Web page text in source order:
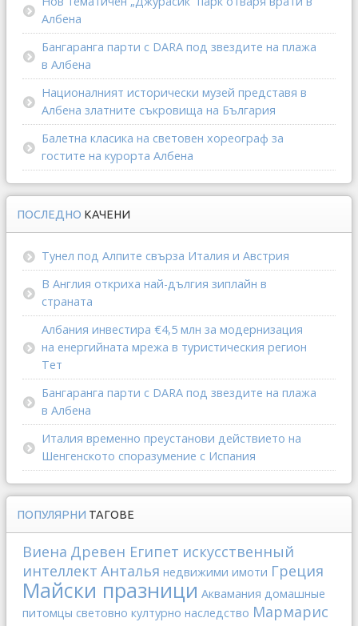
Албена
Бангаранга парти с DARA под звездите на плажа
в Албена
Националният исторически музей представя в
Албена златните съкровища на България
Балетна класика на световен хореограф за
гостите на курорта Албена
ПОСЛЕДНО КАЧЕНИ
Тунел под Алпите свърза Италия и Австрия
В Англия откриха най-дългия зиплайн в
страната
Албания инвестира €4,5 млн за модернизация
на енергийната мрежа в туристическия регион
Тет
Бангаранга парти с DARA под звездите на плажа
в Албена
Италия временно преустанови действието на
Шенгенското споразумение с Испания
ПОПУЛЯРНИ ТАГОВЕ
Виена Древен Египет искусственный
интеллект Анталья недвижими имоти Греция
Майски празници Аквамания домашные
питомцы световно културно наследство Мармарис